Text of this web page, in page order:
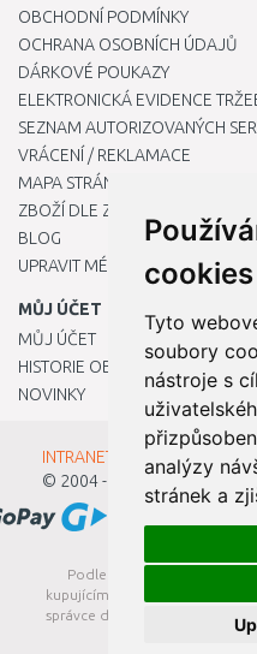
cookies
Tyto
soubory
nástroje s
analýzy
stránek a
OBCHODNÍ PODMÍNKY
OCHRANA OSOBNÍCH ÚDAJŮ
DÁRKOVÉ POUKAZY
ELEKTRONICKÁ EVIDENCE
SEZNAM AUTORIZOVANÝCH
VRÁCENÍ / REKLAMACE
MAPA STRÁNKY
ZBOŽÍ DLE ZNAČEK
BLOG
UPRAVIT MÉ PŘEDVOLBY
MŮJ ÚČET
MŮJ ÚČET
HISTORIE OBJEDNÁVEK
NOVINKY
INTRANET - Přihlášení pro
© 2004 - 2026
Kamody s.r.o.
Podle zákona o evidenci
kupujícímu účtenku. Zároveň
správce daně online; v případě
do